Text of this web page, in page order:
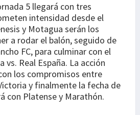
5 llegará con tres
intensidad desde el
y Motagua serán los
a rodar el balón, seguido de
FC, para culminar con el
Real España. La acción
los compromisos entre
y finalmente la fecha de
con Platense y Marathón.